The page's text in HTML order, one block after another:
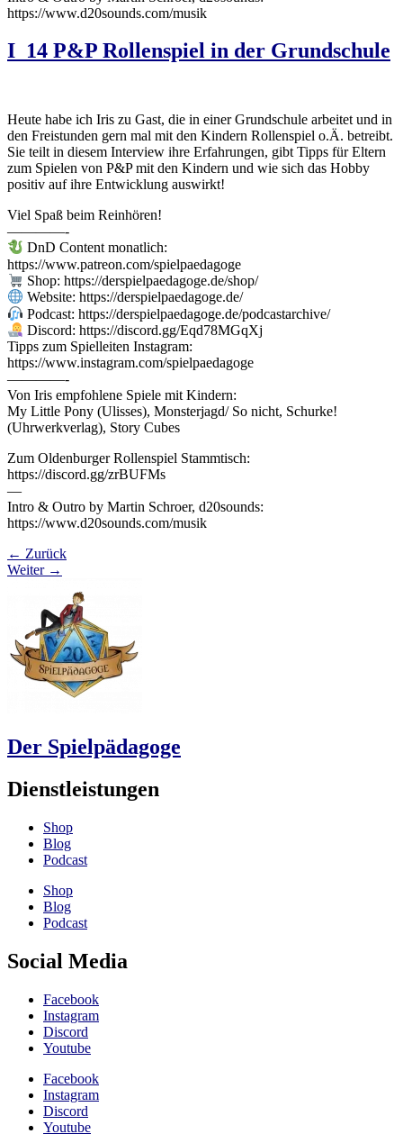
https://www.d20sounds.com/musik
I_14 P&P Rollenspiel in der Grundschule
Heute habe ich Iris zu Gast, die in einer Grundschule arbeitet und in
den Freistunden gern mal mit den Kindern Rollenspiel o.Ä. betreibt.
Sie teilt in diesem Interview ihre Erfahrungen, gibt Tipps für Eltern
zum Spielen von P&P mit den Kindern und wie sich das Hobby
positiv auf ihre Entwicklung auswirkt!
Viel Spaß beim Reinhören!
————-
DnD Content monatlich:
https://www.patreon.com/spielpaedagoge
Shop: https://derspielpaedagoge.de/shop/
Website: https://derspielpaedagoge.de/
Podcast: https://derspielpaedagoge.de/podcastarchive/
Discord: https://discord.gg/Eqd78MGqXj
Tipps zum Spielleiten Instagram:
https://www.instagram.com/spielpaedagoge
————-
Von Iris empfohlene Spiele mit Kindern:
My Little Pony (Ulisses), Monsterjagd/ So nicht, Schurke!
(Uhrwerkverlag), Story Cubes
Zum Oldenburger Rollenspiel Stammtisch:
https://discord.gg/zrBUFMs
—
Intro & Outro by Martin Schroer, d20sounds:
https://www.d20sounds.com/musik
← Zurück
Weiter →
Der Spielpädagoge
Dienstleistungen
Shop
Blog
Podcast
Shop
Blog
Podcast
Social Media
Facebook
Instagram
Discord
Youtube
Facebook
Instagram
Discord
Youtube